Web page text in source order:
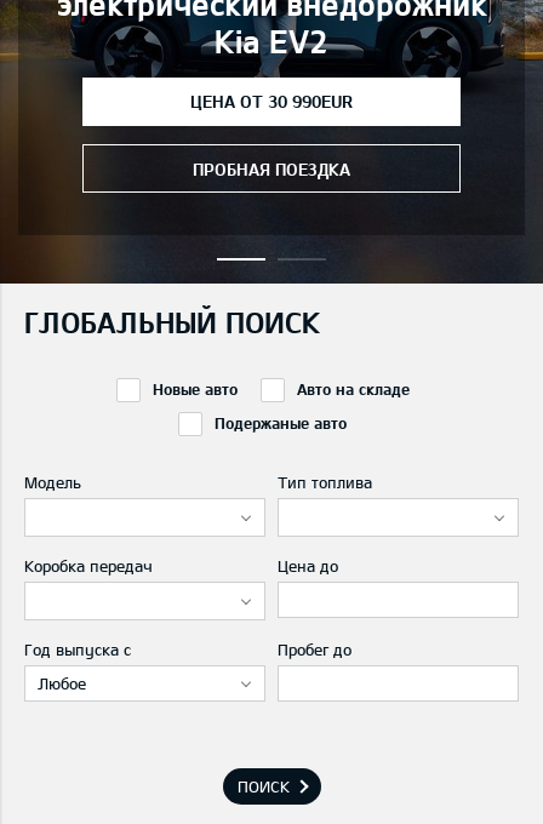
Kia EV2
ЦЕНА ОТ 30 990EUR
ПРОБНАЯ ПОЕЗДКА
ГЛОБАЛЬНЫЙ ПОИСК
Новые авто
Авто на складе
Подержаные авто
Модель Тип топлива
Коробка передач Цена до
Год выпуска с
Любое
Пробег до
ПОИСК